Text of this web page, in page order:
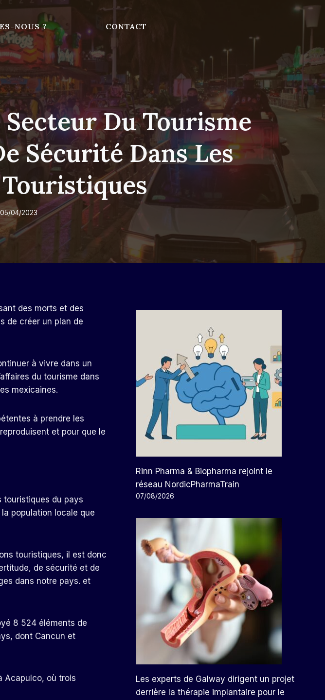
NOUS ? CONTACT
Du Tourisme
Sécurité Dans Les
05/04/2023
des morts et des
de créer un plan de
à vivre dans un
du tourisme dans
mexicaines.
à prendre les
et pour que le
touristiques du pays
population locale que
touristiques, il est donc
de sécurité et de
dans notre pays. et
8 524 éléments de
dont Cancun et
Acapulco, où trois
Rinn Pharma & Biopharma rejoint le
réseau NordicPharmaTrain
07/08/2026
Les experts de Galway dirigent un projet
derrière la thérapie implantaire pour le